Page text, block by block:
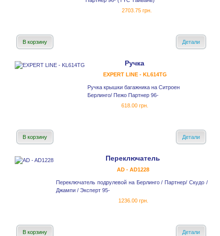
2703.75 грн.
В корзину Детали
Ручка
EXPERT LINE - KL614TG
Ручка крышки багажника на Ситроен
Берлинго/ Пежо Партнер 96-
618.00 грн.
В корзину Детали
Переключатель
AD - AD1228
Переключатель подрулевой на Берлинго / Партнер/ Скудо /
Джампи / Эксперт 95-
1236.00 грн.
В корзину Детали